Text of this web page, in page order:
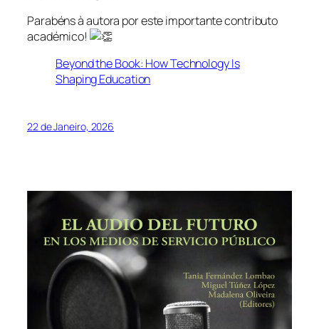
Parabéns à autora por este importante contributo
académico!
Beyond the Book: How Technology Is
Shaping Education
22 de Janeiro, 2026